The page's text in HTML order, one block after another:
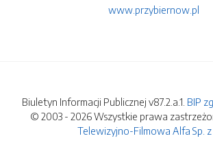
www.przybiernow.pl
Biuletyn Informacji Publicznej v87.2.a.1. BIP
© 2003 - 2026 Wszystkie prawa
Telewizyjno-Filmowa Alfa Sp. z